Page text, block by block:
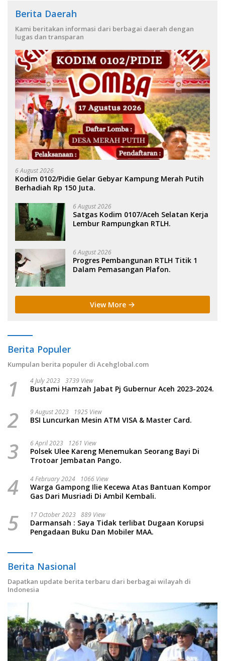
Berita Daerah
Kami beritakan informasi dari berbagai daerah dengan
lugas dan transparan
6 August 2026
Kodim 0102/Pidie Gelar Gebyar Kampung Merah Putih
Berhadiah Rp 150 Juta.
6 August 2026
Satgas Kodim 0107/Aceh Selatan Kerja
Lembur Rampungkan RTLH.
6 August 2026
Progres Pembangunan RTLH Titik 1
Dalam Pemasangan Plafon.
View More
Berita Populer
Kumpulan berita populer di Acehglobal.com
1 4 July 2023 3739 View
Bustami Hamzah Jabat Pj Gubernur Aceh 2023-2024.
2 9 August 2023 1925 View
BSI Luncurkan Mesin ATM VISA & Master Card.
3 6 April 2023 1261 View
Polsek Ulee Kareng Menemukan Seorang Bayi Di
Trotoar Jembatan Pango.
4 4 February 2024 1066 View
Warga Gampong Ilie Kecewa Atas Bantuan Kompor
Gas Dari Musriadi Di Ambil Kembali.
5 17 October 2023 889 View
Darmansah : Saya Tidak terlibat Dugaan Korupsi
Pengadaan Buku Dan Mobiler MAA.
Berita Nasional
Dapatkan update berita terbaru dari berbagai wilayah di
Indonesia